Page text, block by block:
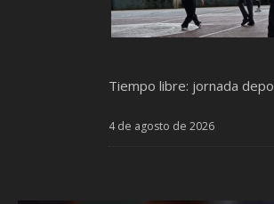
Tiempo libre: jornada
4 de agosto de 2026